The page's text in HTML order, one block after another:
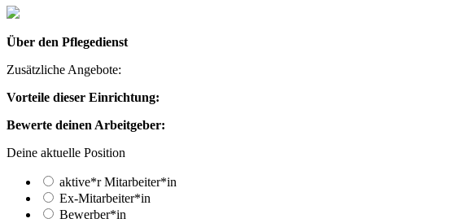
Über den Pflegedienst
Zusätzliche Angebote:
Vorteile dieser Einrichtung:
Bewerte deinen Arbeitgeber:
Deine aktuelle Position
aktive*r Mitarbeiter*in
Ex-Mitarbeiter*in
Bewerber*in